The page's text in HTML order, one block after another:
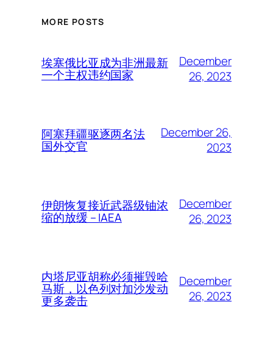
MORE POSTS
埃塞俄比亚成为非洲最新
一个主权违约国家
December
26, 2023
阿塞拜疆驱逐两名法
国外交官
December 26,
2023
伊朗恢复接近武器级铀浓
缩的放缓 – IAEA
December
26, 2023
内塔尼亚胡称必须摧毁哈
马斯，以色列对加沙发动
更多袭击
December
26, 2023